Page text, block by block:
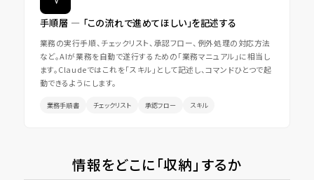
手順層 ― 「この流れで進めてほしい」を記述する
業務の実行手順、チェックリスト、承認フロー、例外処理の対応方法
など。AIが業務を自動で遂行するための「業務マニュアル」に相当し
ます。Claudeではこれを「スキル」として記述し、コマンドひとつで起
動できるようにします。
業務手順書 チェックリスト 承認フロー スキル
情報をどこに「収納」するか